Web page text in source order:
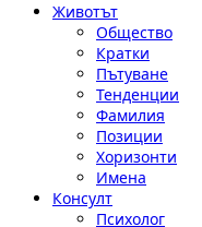
Животът
Общество
Кратки
Пътуване
Тенденции
Фамилия
Позиции
Хоризонти
Имена
Консулт
Психолог